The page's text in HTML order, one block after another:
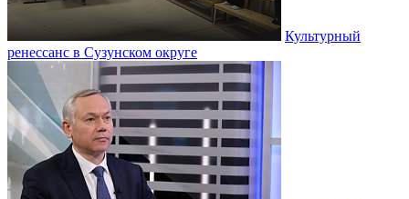
Культурный
ренессанс в Сузунском округе